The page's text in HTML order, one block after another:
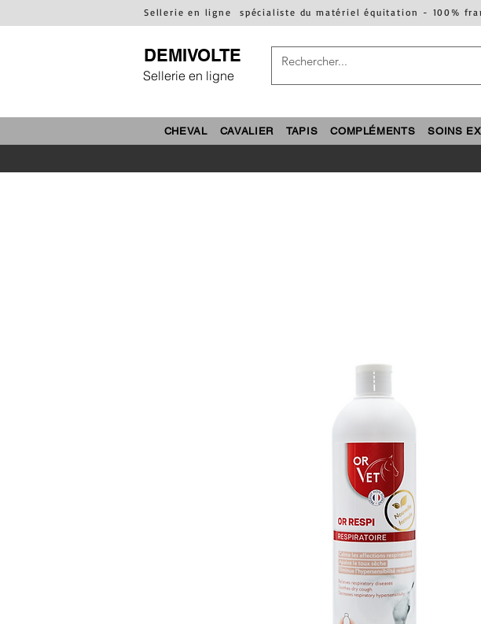
Sellerie en ligne spécialiste du matériel équitation - 100%
DEMIVOLTE
Sellerie en ligne
CHEVAL CAVALIER TAPIS COMPLÉMENTS SOINS